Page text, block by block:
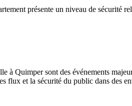
présente un niveau de sécurité
à Quimper sont des événements
flux et la sécurité du public dans des